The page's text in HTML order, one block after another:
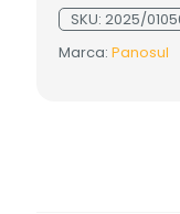
SKU: 2025/
Marca: Panosul